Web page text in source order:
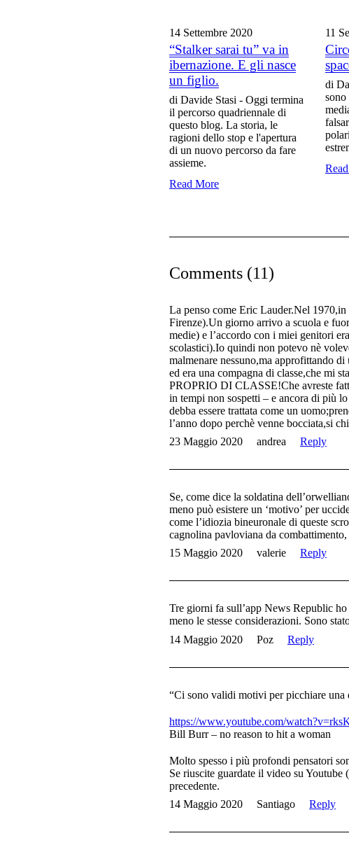
14 Settembre 2020
“Stalker sarai tu” va in
ibernazione. E gli nasce
un figlio.
di Davide Stasi - Oggi termina
il percorso quadriennale di
questo blog. La storia, le
ragioni dello stop e l'apertura
di un nuovo percorso da fare
assieme.
Read More
11
di
sono
Comments (11)
La penso come Eric Lauder.Nel
Firenze).Un giorno arrivo a scuola e
medie) e l’accordo con i miei genitori
scolastici).Io quindi non potevo nè
malmenare nessuno,ma approfittando
ed era una compagna di classe,che mi
PROPRIO DI CLASSE!Che avreste
in tempi non sospetti – e ancora di più
debba essere trattata come un
l’anno dopo perchè venne bocciata,si
23 Maggio 2020
andrea Reply
Se, come dice la soldatina
meno può esistere un ‘motivo’ per
come l’idiozia bineuronale di queste
cagnolina pavloviana da
15 Maggio 2020
valerie Reply
Tre giorni fa sull’app News Republic
meno le stesse considerazioni. Sono
14 Maggio 2020
Poz Reply
“Ci sono validi motivi per picchiare una
https://www.youtube.com/
Bill Burr – no reason to hit a woman
Molto spesso i più profondi pensatori
Se riuscite guardate il video su
precedente.
14 Maggio 2020
Santiago Reply